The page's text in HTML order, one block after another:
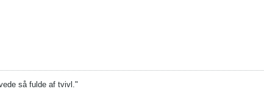
så fulde af tvivl."